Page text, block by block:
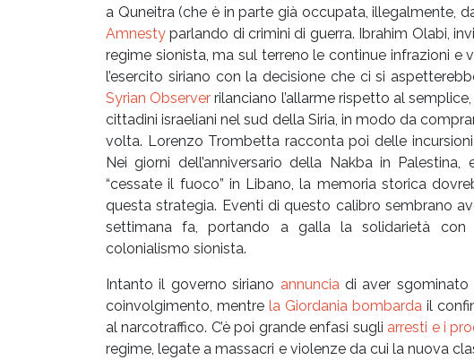
a Quneitra (che è in parte già occupata, illegalmente,
Amnesty parlando di crimini di guerra. Ibrahim Olabi,
regime sionista, ma sul terreno le continue infrazioni e
l’esercito siriano con la decisione che ci si
Syrian Observer rilanciano l’allarme rispetto al
cittadini israeliani nel sud della Siria, in modo da
volta. Lorenzo Trombetta racconta poi delle
Nei giorni dell’anniversario della Nakba in
“cessate il fuoco” in Libano, la memoria storica
questa strategia. Eventi di questo calibro sembrano
settimana fa, portando a galla la solidarietà con
colonialismo sionista.
Intanto il governo siriano annunciadi aver sgominato
coinvolgimento, mentre la Giordania bombardail
al narcotraffico. C’è poi grande enfasi sugli arresti e i
regime, legate a massacri e violenze da cui la nuova